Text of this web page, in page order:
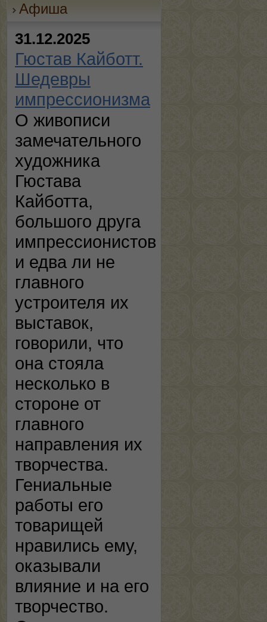
Афиша
31.12.2025
Гюстав Кайботт.
Шедевры
импрессионизма
О живописи
замечательного
художника
Гюстава
Кайботта,
большого друга
импрессионистов
и едва ли не
главного
устроителя их
выставок,
говорили, что
она стояла
несколько в
стороне от
главного
направления их
творчества.
Гениальные
работы его
товарищей
нравились ему,
оказывали
влияние и на его
творчество.